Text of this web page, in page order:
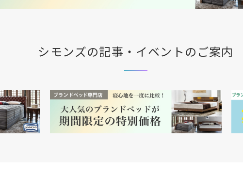
シモンズの記事・イベントのご案内